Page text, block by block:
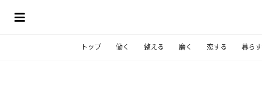
トップ 働く 整える 磨く 恋する 暮らす